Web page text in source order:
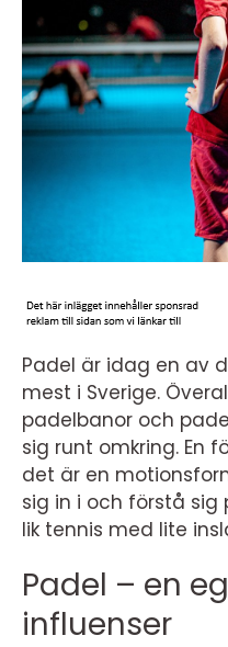
Padel är idag en av
mest i Sverige.
padelbanor och
sig runt omkring. En
det är en
sig in i och förstå sig
lik tennis med lite
Padel – en
influenser